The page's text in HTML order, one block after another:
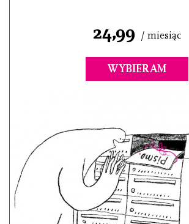
24,99 / miesiąc
WYBIERAM